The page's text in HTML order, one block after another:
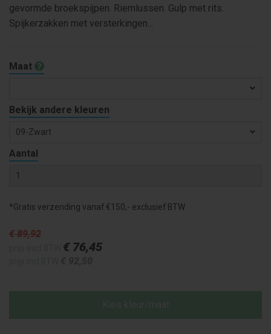
gevormde broekspijpen. Riemlussen. Gulp met rits.
Spijkerzakken met versterkingen...
Maat
Bekijk andere kleuren
09-Zwart
Aantal
*Gratis verzending vanaf €150,- exclusief BTW
€ 89,92
€ 76,45